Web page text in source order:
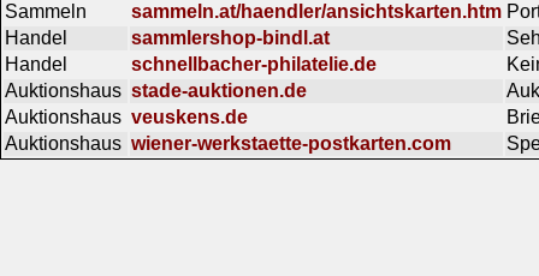
Sammeln
sammeln.at/haendler/ansichtskarten.htm
Handel
sammlershop-bindl.at
Handel
schnellbacher-philatelie.de
Auktionshaus stade-auktionen.de
Auktionshaus veuskens.de
Auktionshaus wiener-werkstaette-postkarten.com